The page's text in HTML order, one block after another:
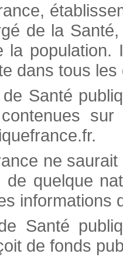
de la
la
dans tous
Santé
ne
de quelque
informations
Santé
de fonds